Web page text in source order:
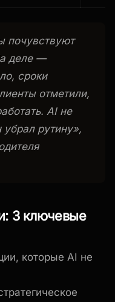
почувствуют
деле —
сроки
отметили,
AI не
рутину»,
3 ключевые
которые AI не